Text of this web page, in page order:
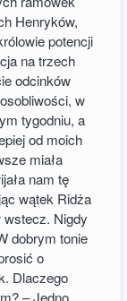
Henryków,
potencji
na trzech
odcinków
w
tygodniu, a
od moich
miała
nam tę
wątek Ridża
wstecz. Nigdy
dobrym tonie
o
Dlaczego
– Jedno